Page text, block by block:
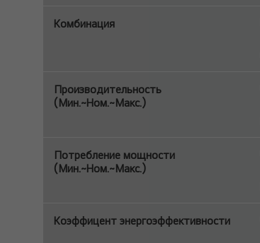
Комбинация
Производительность
(Мин.~Ном.~Макс.)
Потребление мощности
(Мин.~Ном.~Макс.)
Коэффицент энергоэффективности